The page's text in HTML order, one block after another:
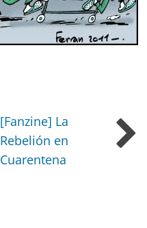
[Fanzine] La
Rebelión en
Cuarentena